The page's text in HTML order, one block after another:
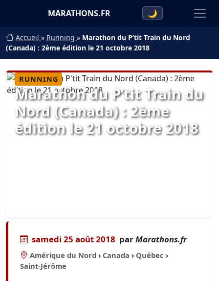
MARATHONS.FR 🌙
Accueil » Running » Marathon du P’tit Train du Nord
(Canada) : 2ème édition le 21 octobre 2018
RUNNING
Marathon du P’tit Train du
Nord (Canada) : 2ème
édition le 21 octobre 2018
samedi 25 août 2018 parMarathons.fr
Amérique du Nord › Canada › Québec ›
Saint-Jérôme